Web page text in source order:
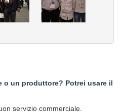
o un produttore? Potrei usare il
servizio commerciale.